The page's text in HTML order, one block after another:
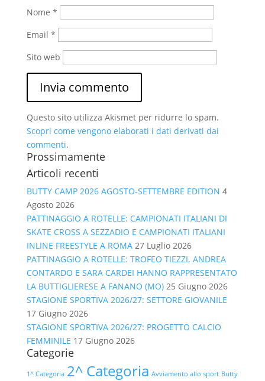
Nome *
Email *
Sito web
Questo sito utilizza Akismet per ridurre lo spam.
Scopri come vengono elaborati i dati derivati dai
commenti.
Prossimamente
Articoli recenti
BUTTY CAMP 2026 AGOSTO-SETTEMBRE EDITION 4
Agosto 2026
PATTINAGGIO A ROTELLE: CAMPIONATI ITALIANI DI
SKATE CROSS A SEZZADIO E CAMPIONATI ITALIANI
INLINE FREESTYLE A ROMA 27 Luglio 2026
PATTINAGGIO A ROTELLE: TROFEO TIEZZI. ANDREA
CONTARDO E SARA CARDEI HANNO RAPPRESENTATO
LA BUTTIGLIERESE A FANANO (MO) 25 Giugno 2026
STAGIONE SPORTIVA 2026/27: SETTORE GIOVANILE
17 Giugno 2026
STAGIONE SPORTIVA 2026/27: PROGETTO CALCIO
FEMMINILE 17 Giugno 2026
Categorie
1^ Categoria 2^ Categoria Avviamento allo sport Butty